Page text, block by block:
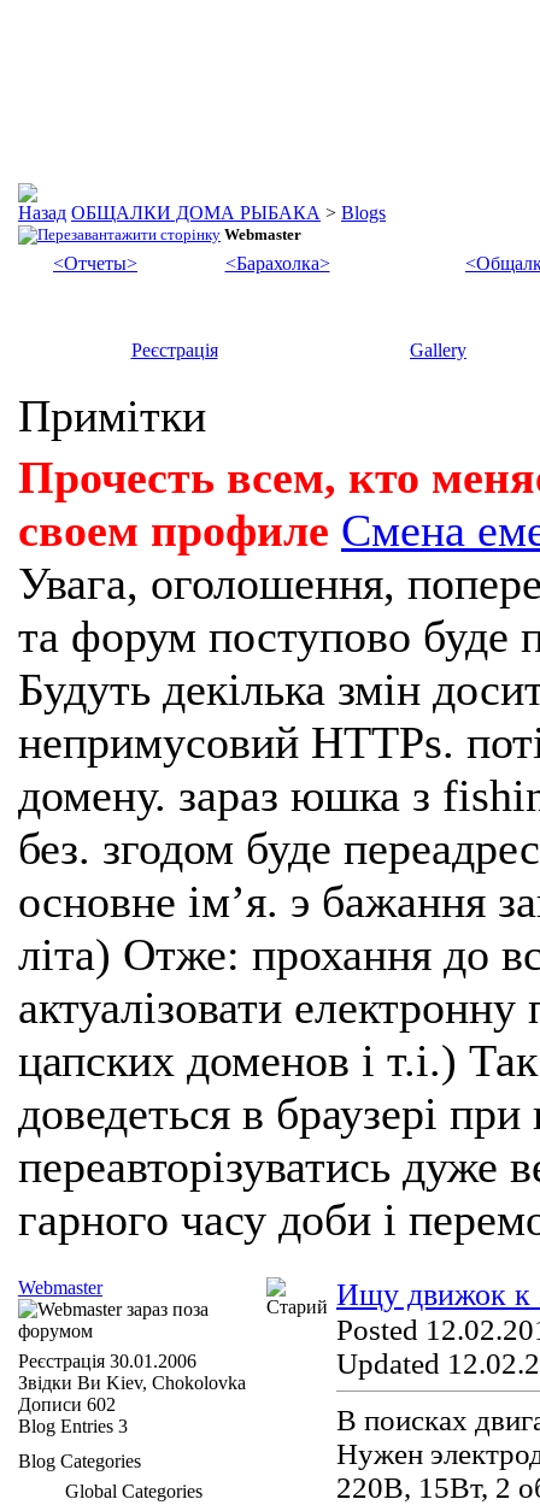
ОБЩАЛКИ ДОМА РЫБАКА > Blogs
Webmaster
<Отчеты> <Барахолка>
Реєстрація Gallery
Примітки
Прочесть всем, кто
своем профиле Смена
Увага, оголошення,
та форум поступово буде
Будуть декілька змін
непримусовий HTTPs.
домену. зараз юшка з
без. згодом буде
основне імʼя. э бажання
літа) Отже: прохання до
актуалізовати
цапских доменов і т.і.)
доведеться в браузері
переавторізуватись
гарного часу доби і
Ищу движок к
Posted
Updated
В поисках
Нужен
220В, 15Вт, 2
Webmaster
Реєстрація 30.01.2006
Звідки Ви Kiev, Chokolovka
Дописи 602
Blog Entries 3
Blog Categories
Global Categories